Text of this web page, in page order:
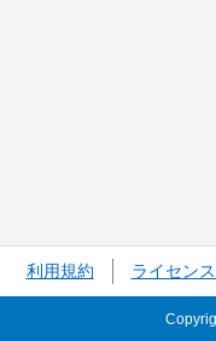
利用規約 ライセン